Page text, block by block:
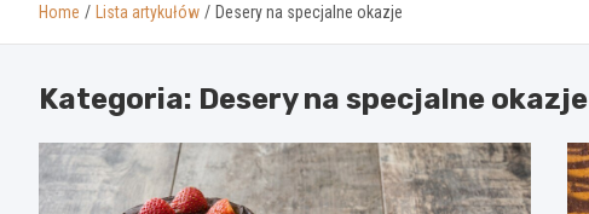
Home Lista artykułów Desery na specjalne okazje
Kategoria: Desery na specjalne okazje